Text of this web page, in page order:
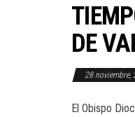
DE
28 noviembre,
El Obispo